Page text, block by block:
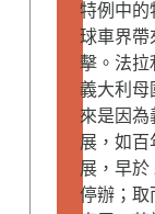
特例中的
球車界帶
擊。法拉
義大利母
來是因為
展，如百
展，早於
停辦；取